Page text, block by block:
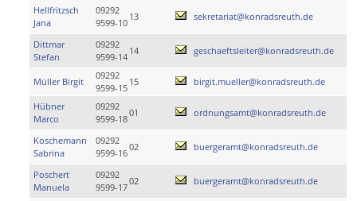
Hellfritzsch
Jana
09292
9599-10
13 sekretariat@konradsreuth.de
Dittmar
Stefan
09292
9599-14
14 geschaeftsleiter@konradsreuth.de
Müller Birgit
09292
9599-15
15 birgit.mueller@konradsreuth.de
Hübner
Marco
09292
9599-18
01 ordnungsamt@konradsreuth.de
Koschemann
Sabrina
09292
9599-16
02 buergeramt@konradsreuth.de
Poschert
Manuela
09292
9599-17
02 buergeramt@konradsreuth.de